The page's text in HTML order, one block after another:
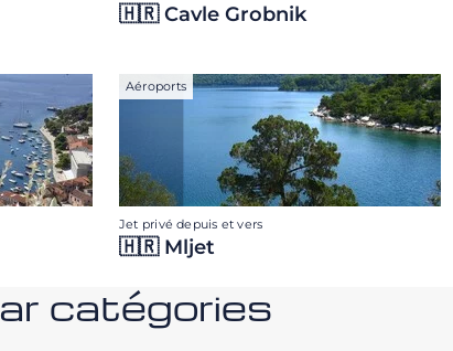
🇭🇷 Cavle Grobnik
Aéroports
Jet privé depuis et vers
🇭🇷 Mljet
catégories